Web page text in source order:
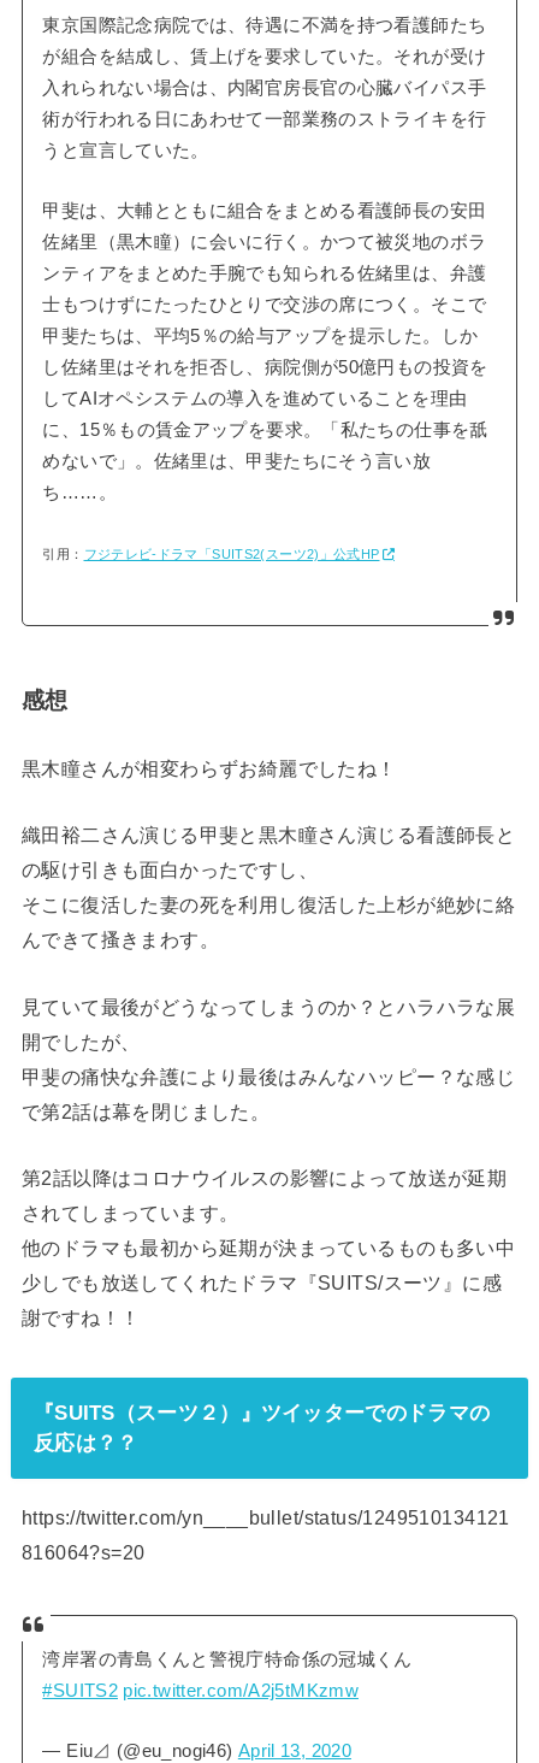
東京国際記念病院では、待遇に不満を持つ看護師たち
が組合を結成し、賃上げを要求していた。それが受け
入れられない場合は、内閣官房長官の心臓バイパス手
術が行われる日にあわせて一部業務のストライキを行
うと宣言していた。
甲斐は、大輔とともに組合をまとめる看護師長の安田
佐緒里（黒木瞳）に会いに行く。かつて被災地のボラ
ンティアをまとめた手腕でも知られる佐緒里は、弁護
士もつけずにたったひとりで交渉の席につく。そこで
甲斐たちは、平均5％の給与アップを提示した。しか
し佐緒里はそれを拒否し、病院側が50億円もの投資を
してAIオペシステムの導入を進めていることを理由
に、15％もの賃金アップを要求。「私たちの仕事を舐
めないで」。佐緒里は、甲斐たちにそう言い放
ち……。
引用： フジテレビ-ドラマ「SUITS2(スーツ2)」公式HP
感想
黒木瞳さんが相変わらずお綺麗でしたね！
織田裕二さん演じる甲斐と黒木瞳さん演じる看護師長と
の駆け引きも面白かったですし、
そこに復活した妻の死を利用し復活した上杉が絶妙に絡
んできて搔きまわす。
見ていて最後がどうなってしまうのか？とハラハラな展
開でしたが、
甲斐の痛快な弁護により最後はみんなハッピー？な感じ
で第2話は幕を閉じました。
第2話以降はコロナウイルスの影響によって放送が延期
されてしまっています。
他のドラマも最初から延期が決まっているものも多い中
少しでも放送してくれたドラマ『SUITS/スーツ』に感
謝ですね！！
『SUITS（スーツ２）』ツイッターでのドラマの
反応は？？
https://twitter.com/yn____bullet/status/1249510134121
816064?s=20
湾岸署の青島くんと警視庁特命係の冠城くん
#SUITS2 pic.twitter.com/A2j5tMKzmw
— Eiu⊿ (@eu_nogi46) April 13, 2020